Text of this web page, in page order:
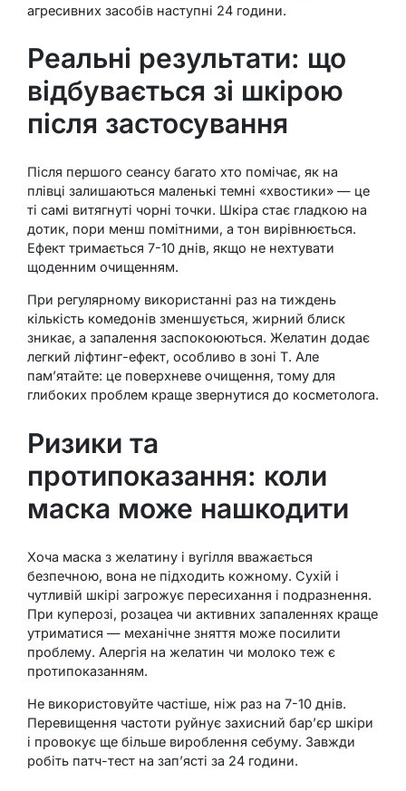
агресивних засобів наступні 24 години.
Реальні результати: що
відбувається зі шкірою
після застосування
Після першого сеансу багато хто помічає, як на
плівці залишаються маленькі темні «хвостики» — це
ті самі витягнуті чорні точки. Шкіра стає гладкою на
дотик, пори менш помітними, а тон вирівнюється.
Ефект тримається 7-10 днів, якщо не нехтувати
щоденним очищенням.
При регулярному використанні раз на тиждень
кількість комедонів зменшується, жирний блиск
зникає, а запалення заспокоюються. Желатин додає
легкий ліфтинг-ефект, особливо в зоні Т. Але
пам’ятайте: це поверхневе очищення, тому для
глибоких проблем краще звернутися до косметолога.
Ризики та
протипоказання: коли
маска може нашкодити
Хоча маска з желатину і вугілля вважається
безпечною, вона не підходить кожному. Сухій і
чутливій шкірі загрожує пересихання і подразнення.
При куперозі, розацеа чи активних запаленнях краще
утриматися — механічне зняття може посилити
проблему. Алергія на желатин чи молоко теж є
протипоказанням.
Не використовуйте частіше, ніж раз на 7-10 днів.
Перевищення частоти руйнує захисний бар’єр шкіри
і провокує ще більше вироблення себуму. Завжди
робіть патч-тест на зап’ясті за 24 години.